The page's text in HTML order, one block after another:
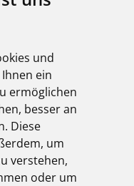
und
ein
ermöglichen
besser an
Diese
um
verstehen,
oder um